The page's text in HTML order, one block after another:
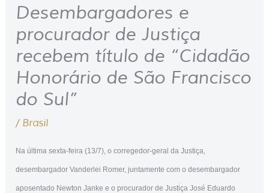
Desembargadores e
procurador de Justiça
recebem título de “Cidadão
Honorário de São Francisco
do Sul”
/ Brasil
Na última sexta-feira (13/7), o corregedor-geral da Justiça,
desembargador Vanderlei Romer, juntamente com o desembargador
aposentado Newton Janke e o procurador de Justiça José Eduardo